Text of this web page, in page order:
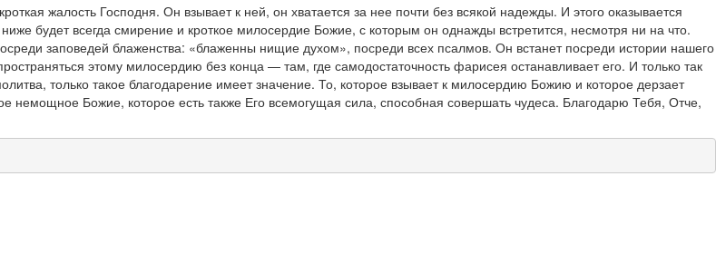
жалость Господня. Он взывает к ней, он хватается за нее почти без всякой надежды. И этого оказывается
будет всегда смирение и кроткое милосердие Божие, с которым он однажды встретится, несмотря ни на что.
заповедей блаженства: «блаженны нищие духом», посреди всех псалмов. Он встанет посреди истории нашего
этому милосердию без конца — там, где самодостаточность фарисея останавливает его. И только так
только такое благодарение имеет значение. То, которое взывает к милосердию Божию и которое дерзает
Божие, которое есть также Его всемогущая сила, способная совершать чудеса. Благодарю Тебя, Отче,